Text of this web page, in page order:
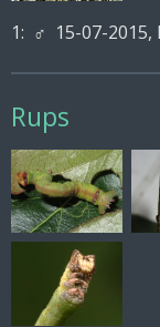
1: ♂ 15-07-2015,
Rups